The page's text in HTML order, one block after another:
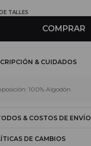
TALLES
COMPRAR
& CUIDADOS
100% Algodón
& COSTOS DE ENVÍO
DE CAMBIOS